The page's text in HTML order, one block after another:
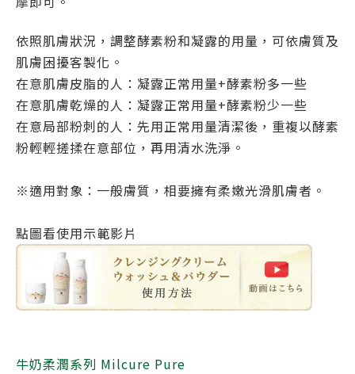
依照肌膚狀況，調整酵素粉和凝露的用量，可依膚質及
肌膚困擾客製化。
在意肌膚皮脂的人：凝露正常用量+酵素粉多一些
在意肌膚乾燥的人：凝露正常用量+酵素粉少一些
在意局部粉刺的人：先用正常用量清潔後，重複以酵素
粉輕輕搓揉在意部位，再用清水洗淨。
※適用對象：一般膚質，相要擁有柔嫩光滑肌膚者。
點圖看使用示範影片
牛奶柔潤系列 Milcure Pure